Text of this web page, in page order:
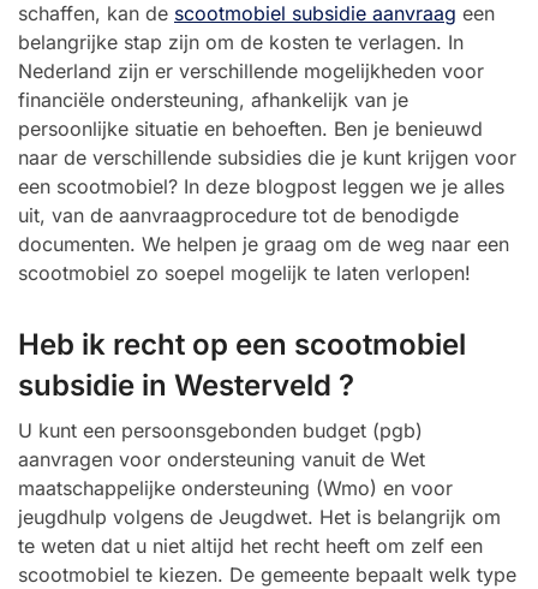
schaffen, kan de scootmobiel subsidie aanvraag een
belangrijke stap zijn om de kosten te verlagen. In
Nederland zijn er verschillende mogelijkheden voor
financiële ondersteuning, afhankelijk van je
persoonlijke situatie en behoeften. Ben je benieuwd
naar de verschillende subsidies die je kunt krijgen voor
een scootmobiel? In deze blogpost leggen we je alles
uit, van de aanvraagprocedure tot de benodigde
documenten. We helpen je graag om de weg naar een
scootmobiel zo soepel mogelijk te laten verlopen!
Heb ik recht op een scootmobiel
subsidie in Westerveld ?
U kunt een persoonsgebonden budget (pgb)
aanvragen voor ondersteuning vanuit de Wet
maatschappelijke ondersteuning (Wmo) en voor
jeugdhulp volgens de Jeugdwet. Het is belangrijk om
te weten dat u niet altijd het recht heeft om zelf een
scootmobiel te kiezen. De gemeente bepaalt welk type